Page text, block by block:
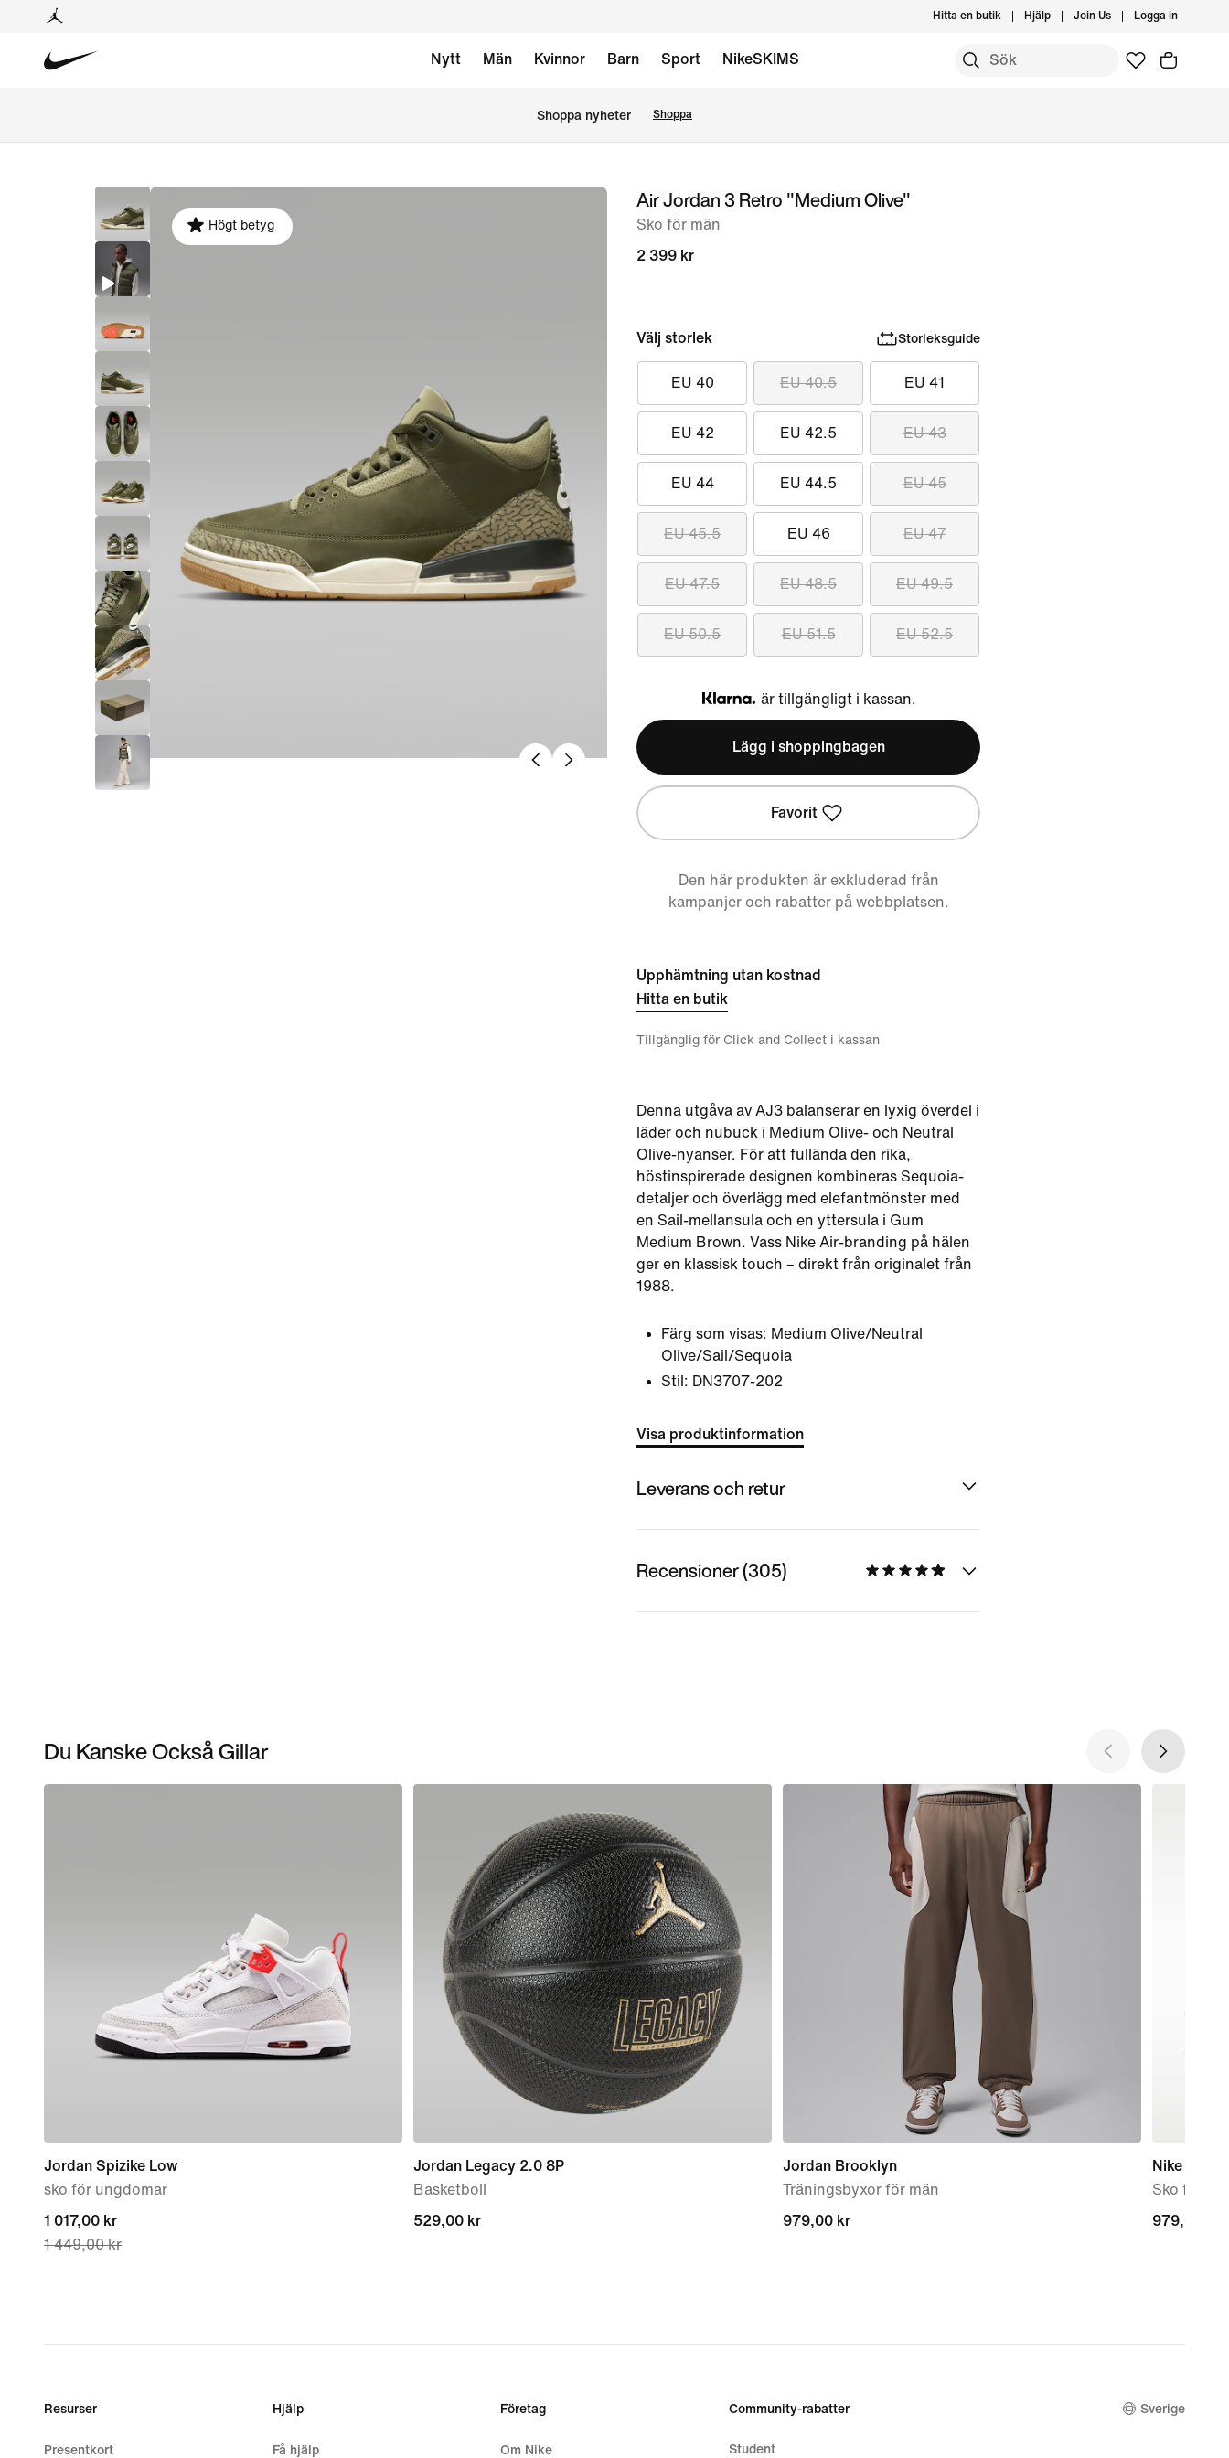
Hitta en butik Hjälp Join Us Logga in
Nytt Män Kvinnor Barn Sport NikeSKIMS
Shoppa nyheter Shoppa
Högt betyg
Air Jordan 3 Retro "Medium Olive"
Sko för män
2 399 kr
Välj storlek Storleksguide
EU 40 EU 40.5 EU 41
EU 42 EU 42.5 EU 43
EU 44 EU 44.5 EU 45
EU 45.5 EU 46 EU 47
EU 47.5 EU 48.5 EU 49.5
EU 50.5 EU 51.5 EU 52.5
Klarna
är tillgängligt i kassan.
Lägg i shoppingbagen
Favorit
Den här produkten är exkluderad från
kampanjer och rabatter på webbplatsen.
Upphämtning utan kostnad
Hitta en butik
Tillgänglig för Click and Collect i kassan
Denna utgåva av AJ3 balanserar en lyxig överdel i
läder och nubuck i Medium Olive- och Neutral
Olive-nyanser. För att fullända den rika,
höstinspirerade designen kombineras Sequoia-
detaljer och överlägg med elefantmönster med
en Sail-mellansula och en yttersula i Gum
Medium Brown. Vass Nike Air-branding på hälen
ger en klassisk touch – direkt från originalet från
1988.
Färg som visas: Medium Olive/Neutral
Olive/Sail/Sequoia
Stil: DN3707-202
Visa produktinformation
Leverans och retur
Recensioner (305)
Du Kanske Också Gillar
Jordan Spizike Low
sko för ungdomar
current
price
1 449,00 kr
1 017,00 kr
1 449,00 kr
Jordan Legacy 2.0 8P
Basketboll
529,00 kr
529,00 kr
Jordan Brooklyn
Träningsbyxor för män
979,00 kr
979,00 kr
Nike
Sko för
979,00 kr
979,00 kr
Resurser
Presentkort
Hjälp
Få hjälp
Företag
Om Nike
Community-rabatter
Student
Sverige